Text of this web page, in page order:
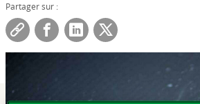
Partager sur :